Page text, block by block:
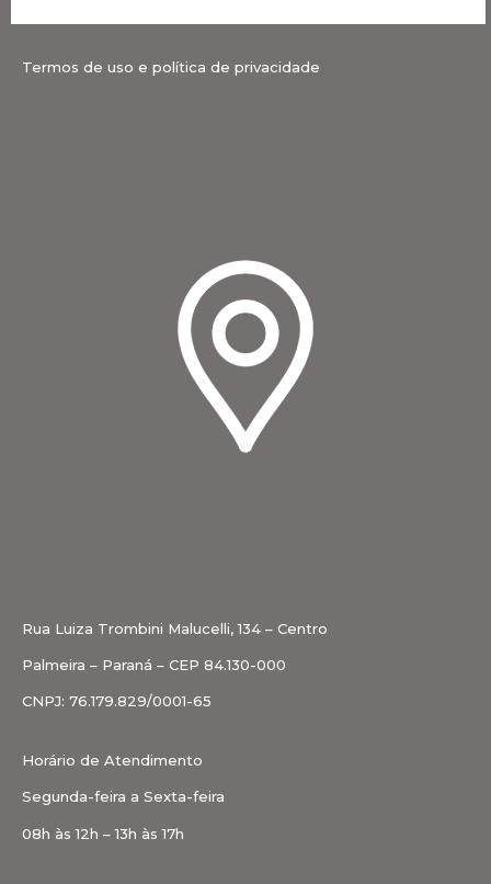
Termos de uso e política de privacidade
Rua Luiza Trombini Malucelli, 134 – Centro
Palmeira – Paraná – CEP 84.130-000
CNPJ: 76.179.829/0001-65
Horário de Atendimento
Segunda-feira a Sexta-feira
08h às 12h – 13h às 17h